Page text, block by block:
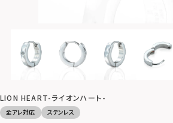
LION HEART-ライオンハート-
金アレ対応 ステンレス